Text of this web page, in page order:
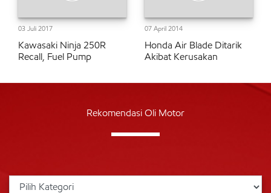
03 Juli 2017
Kawasaki Ninja 250R
Recall, Fuel Pump
07 April 2014
Honda Air Blade Ditarik
Akibat Kerusakan
Rekomendasi Oli Motor